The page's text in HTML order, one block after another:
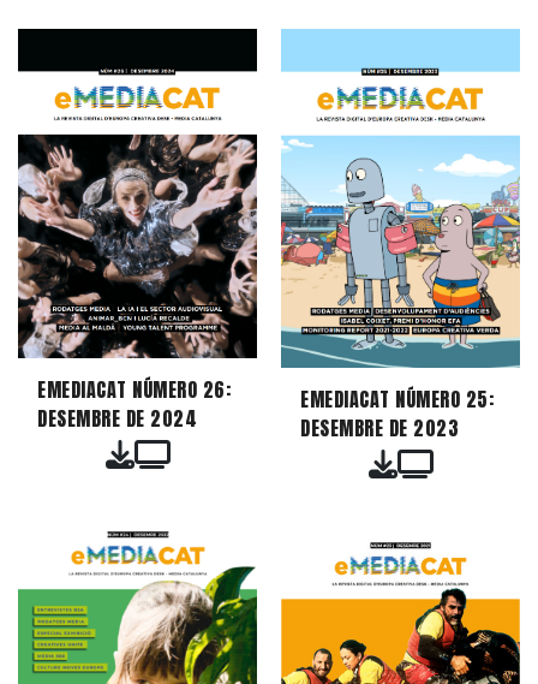
EMEDIACAT NÚMERO 26:
DESEMBRE DE 2024
EMEDIACAT NÚMERO 25:
DESEMBRE DE 2023